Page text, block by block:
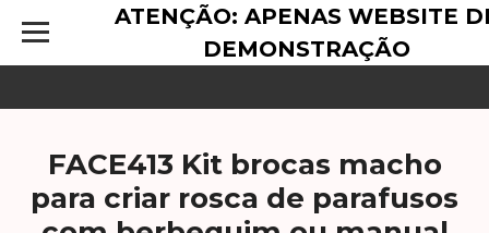
ATENÇÃO: APENAS WEBSITE
DEMONSTRAÇÃO
FACE413 Kit brocas macho
para criar rosca de parafusos